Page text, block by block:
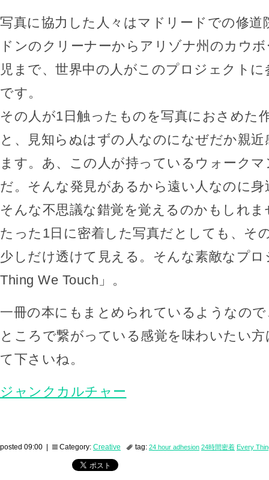
写真に協力した人々はマドリードでの修道
ドンのクリーナーからアリゾナ州のカウ
児まで、世界中の人がこのプロジェクト
です。
その人が1日触ったものを写真におさめた
と、見知らぬはずの人なのになぜだか親
ます。あ、この人が持っているウォーク
だ。そんな発見があるから遠い人なのに
そんな不思議な錯覚を覚えるのかもしれま
たった1日に密着した写真だとしても、そ
少しだけ透けて見える。そんな素敵なプ
Thing We Touch」。
一冊の本にもまとめられているようなの
ところで繋がっている感覚を味わいたい
て下さいね。
ジャンクカルチャー
posted 09:00 | Category: Creative tag: 24 hour adhesion 24時間密着 Every